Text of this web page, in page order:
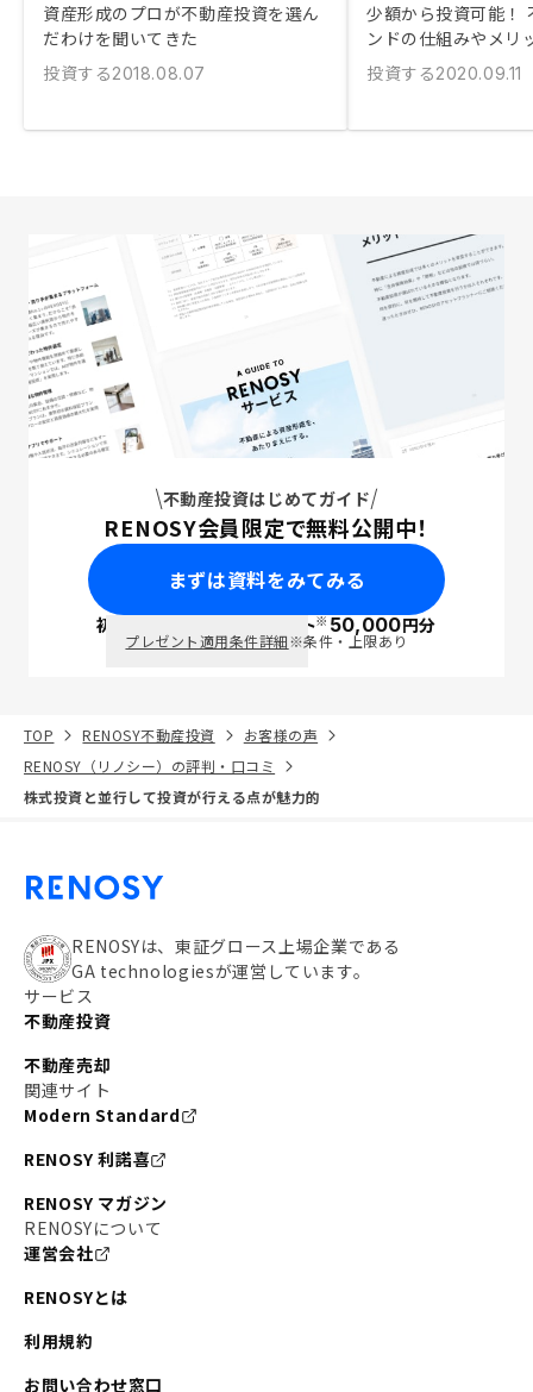
資産形成のプロが不動産投資を選ん
だわけを聞いてきた
投資する2018.08.07
少額から投資可能！
ンドの仕組みやメリ
投資する2020.09.11
不動産投資はじめてガイド
RENOSY会員限定で無料公開中！
まずは資料をみてみる
初回面談で ポイント※50,000円分
プレゼント適用条件詳細※条件・上限あり
TOP RENOSY不動産投資
お客様の声
RENOSY（リノシー）の評判・口コミ
株式投資と並行して投資が行える点が魅力的
RENOSYは、東証グロース上場企業である
GA technologiesが運営しています。
サービス
不動産投資
不動産売却
関連サイト
Modern Standard
RENOSY 利諾喜
RENOSY マガジン
RENOSYについて
運営会社
RENOSYとは
利用規約
お問い合わせ窓口